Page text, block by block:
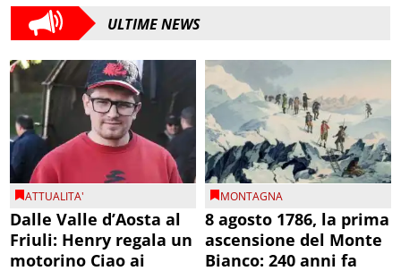
ULTIME NEWS
ATTUALITA'
Dalle Valle d’Aosta al
Friuli: Henry regala un
motorino Ciao ai
MONTAGNA
8 agosto 1786, la prima
ascensione del Monte
Bianco: 240 anni fa